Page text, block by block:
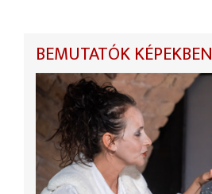
BEMUTATÓK KÉPEKBEN